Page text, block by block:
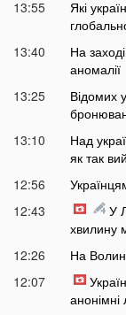
13:55
Які
13:40
На
аномалії
13:25
Відомих
13:10
Над
як так
12:56
12:43
У
хвилину
12:26
На
12:07
анонімні